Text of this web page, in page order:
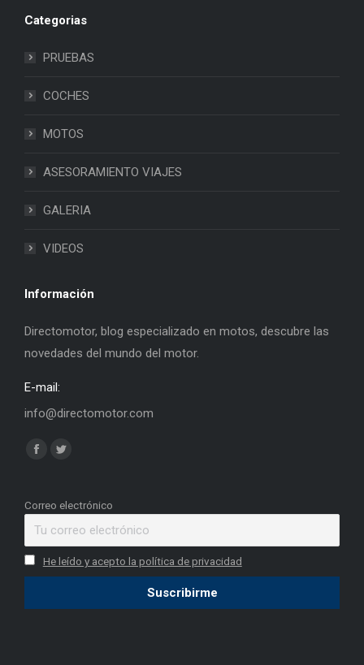
Categorias
PRUEBAS
COCHES
MOTOS
ASESORAMIENTO VIAJES
GALERIA
VIDEOS
Información
Directomotor, blog especializado en motos, descubre las
novedades del mundo del motor.
E-mail:
info@directomotor.com
Find us on:
Facebook
opens
window
Twitter
opens
window
Correo electrónico
He leído y acepto la política de privacidad